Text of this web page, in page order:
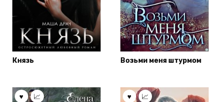
Князь Возьми меня штурмом